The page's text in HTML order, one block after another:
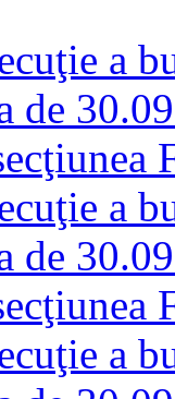
a
de
a
de
a